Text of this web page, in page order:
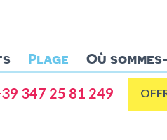
Plage Où
347 25 81 249